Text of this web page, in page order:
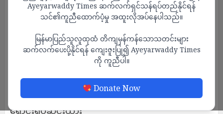
Ayeyarwaddy Times ဆက်လက်ရှင်သန်ရပ်တည်နိုင်ရန်
သင်၏ကူညီထောက်ပံ့မှု အထူးလိုအပ်နေပါသည်။
မြန်မာပြည်သူလူထုထံ တိကျမှန်ကန်သောသတင်းများ
ဆက်လက်ပေးပို့နိုင်ရန် ကျေးဇူးပြု၍ Ayeyarwaddy Times
ကို ကူညီပါ။
Donate Now
တောင်သာမြို့က စက်သုံးဆီဆိုင်အများစု ယနေ့ အ
ရောင်းရပ်ဆိုင်းထား